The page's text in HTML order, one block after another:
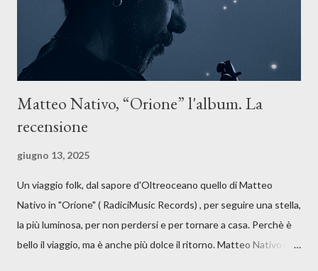
artistico con una composizi...
Matteo Nativo, “Orione” l'album. La
recensione
giugno 13, 2025
Un viaggio folk, dal sapore d'Oltreoceano quello di Matteo
Nativo in "Orione" ( RadiciMusic Records) , per seguire una stella,
la più luminosa, per non perdersi e per tornare a casa. Perchè è
bello il viaggio, ma è anche più dolce il ritorno. Matteo Nativo per